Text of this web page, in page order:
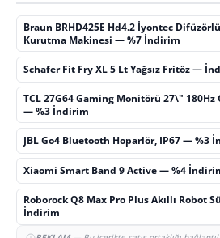
Braun BRHD425E Hd4.2 İyontec
Kurutma Makinesi — %7 İndirim
Schafer Fit Fry XL 5 Lt Yağsız Fritöz —
TCL 27G64 Gaming Monitörü 27\" 180Hz
— %3 İndirim
JBL Go4 Bluetooth Hoparlör, IP67 — %3
Xiaomi Smart Band 9 Active — %4
Roborock Q8 Max Pro Plus Akıllı Robot
İndirim